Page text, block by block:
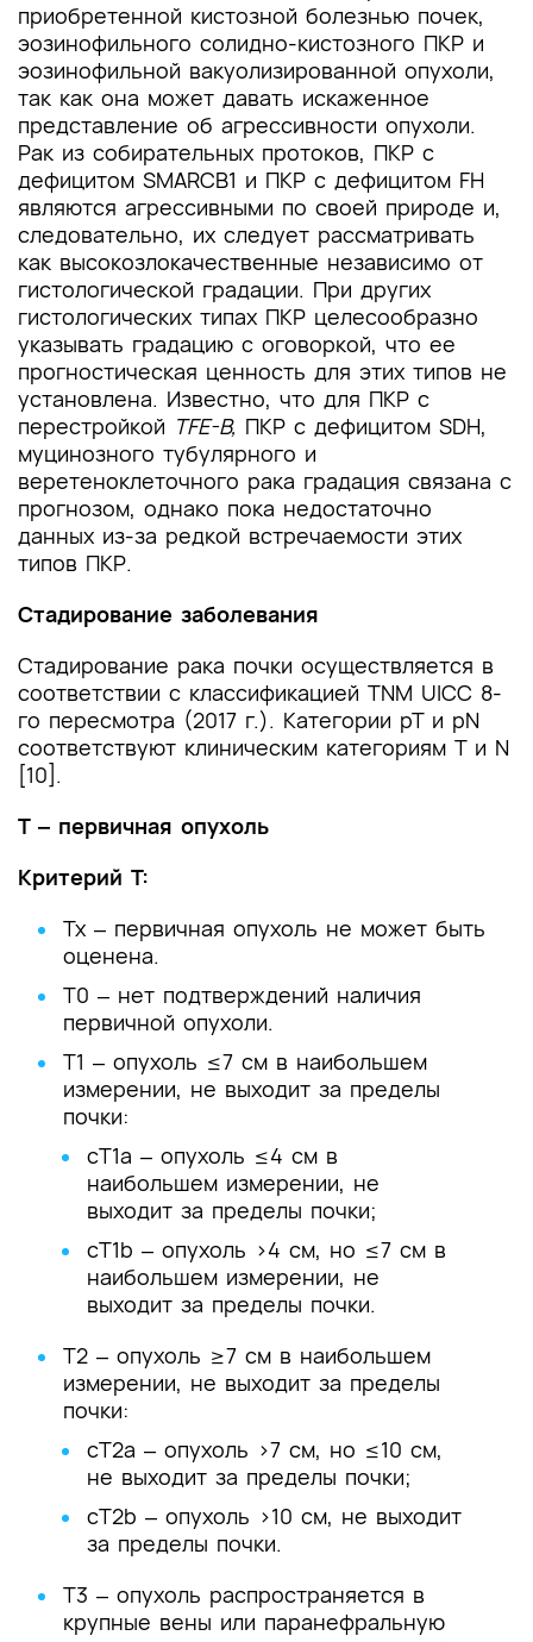
приобретенной кистозной болезнью почек,
эозинофильного солидно-кистозного ПКР и
эозинофильной вакуолизированной опухоли,
так как она может давать искаженное
представление об агрессивности опухоли.
Рак из собирательных протоков, ПКР с
дефицитом SMARCB1 и ПКР с дефицитом FH
являются агрессивными по своей природе и,
следовательно, их следует рассматривать
как высокозлокачественные независимо от
гистологической градации. При других
гистологических типах ПКР целесообразно
указывать градацию с оговоркой, что ее
прогностическая ценность для этих типов не
установлена. Известно, что для ПКР с
перестройкой TFE-B, ПКР с дефицитом SDH,
муцинозного тубулярного и
веретеноклеточного рака градация связана с
прогнозом, однако пока недостаточно
данных из-за редкой встречаемости этих
типов ПКР.
Стадирование заболевания
Стадирование рака почки осуществляется в
соответствии с классификацией TNM UICC 8-
го пересмотра (2017 г.). Категории pT и pN
соответствуют клиническим категориям T и N
[10].
Т ‒ первичная опухоль
Критерий T:
Тх ‒ первичная опухоль не может быть
оценена.
Т0 ‒ нет подтверждений наличия
первичной опухоли.
Т1 ‒ опухоль ≤7 см в наибольшем
измерении, не выходит за пределы
почки:
cТ1а ‒ опухоль ≤4 см в
наибольшем измерении, не
выходит за пределы почки;
cТ1b ‒ опухоль >4 см, но ≤7 см в
наибольшем измерении, не
выходит за пределы почки.
T2 ‒ опухоль ≥7 см в наибольшем
измерении, не выходит за пределы
почки:
cТ2a ‒ опухоль >7 см, но ≤10 см,
не выходит за пределы почки;
cТ2b ‒ опухоль >10 см, не выходит
за пределы почки.
T3 ‒ опухоль распространяется в
крупные вены или паранефральную